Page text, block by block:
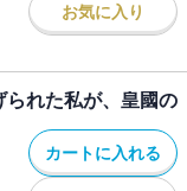
お気に入り
れた私が、皇國の
カートに入れる